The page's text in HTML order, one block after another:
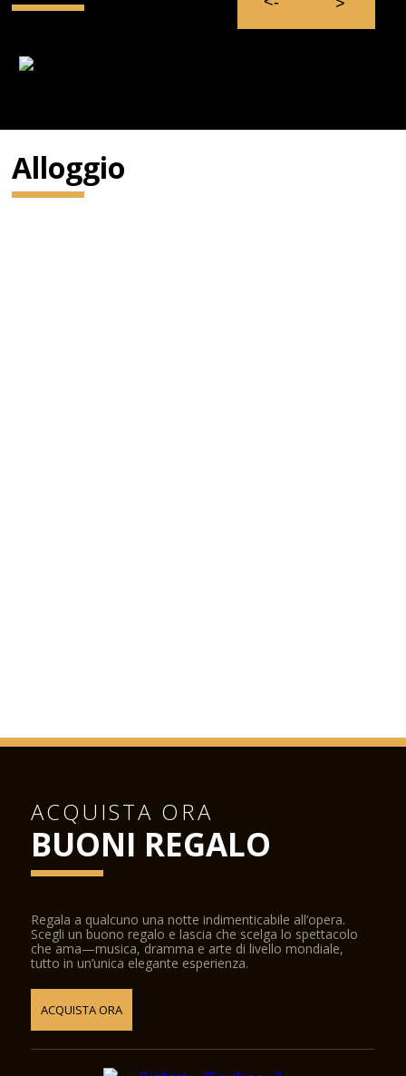
Alloggio
ACQUISTA ORA
BUONI REGALO
Regala a qualcuno una notte indimenticabile all’opera.
Scegli un buono regalo e lascia che scelga lo spettacolo
che ama—musica, dramma e arte di livello mondiale,
tutto in un’unica elegante esperienza.
ACQUISTA ORA